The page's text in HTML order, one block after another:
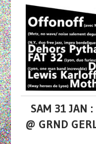
SAM 31 JAN
@ GRND